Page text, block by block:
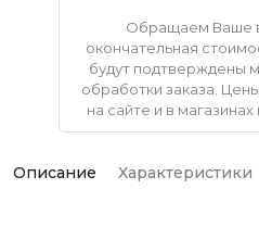
Обращаем Ваше
окончательная
будут подтверждены
обработки заказа.
на сайте и в
Описание Характеристики